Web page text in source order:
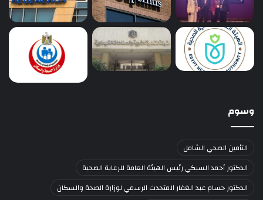
وسوم
التأمين الصحي الشامل
الدكتور أحمد السبكي رئيس الهيئة العامة للرعاية الصحية
الدكتور حسام عبد الغفار المتحدث الرسمي لوزارة الصحة والسكان